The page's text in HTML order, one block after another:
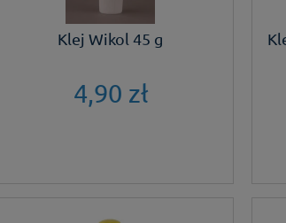
Klej Wikol 45 g
4,90 zł